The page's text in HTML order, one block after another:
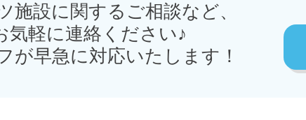
施設に関するご相談など、
気軽に連絡ください♪
が早急に対応いたします！